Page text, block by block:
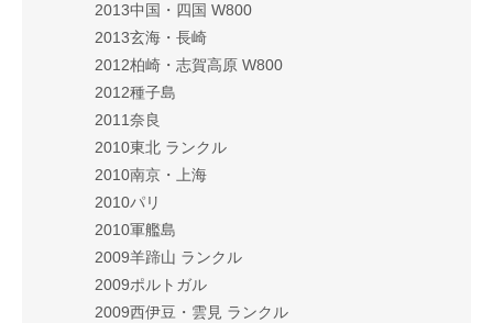
2013中国・四国 W800
2013玄海・長崎
2012柏崎・志賀高原 W800
2012種子島
2011奈良
2010東北 ランクル
2010南京・上海
2010パリ
2010軍艦島
2009羊蹄山 ランクル
2009ポルトガル
2009西伊豆・雲見 ランクル